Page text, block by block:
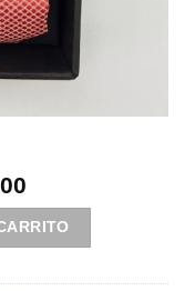
precio
actual
es:
$32.000.
cantidad